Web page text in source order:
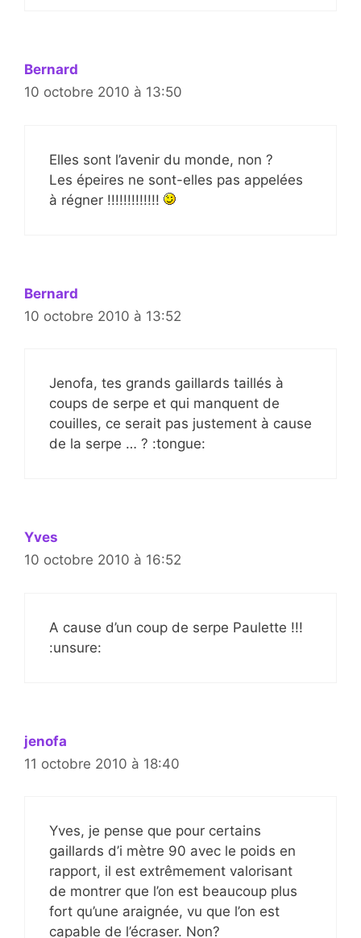
Bernard
10 octobre 2010 à 13:50
Elles sont l’avenir du monde, non ?
Les épeires ne sont-elles pas appelées
à régner !!!!!!!!!!!!!
Bernard
10 octobre 2010 à 13:52
Jenofa, tes grands gaillards taillés à
coups de serpe et qui manquent de
couilles, ce serait pas justement à cause
de la serpe … ? :tongue:
Yves
10 octobre 2010 à 16:52
A cause d’un coup de serpe Paulette !!!
:unsure:
jenofa
11 octobre 2010 à 18:40
Yves, je pense que pour certains
gaillards d’i mètre 90 avec le poids en
rapport, il est extrêmement valorisant
de montrer que l’on est beaucoup plus
fort qu’une araignée, vu que l’on est
capable de l’écraser. Non?